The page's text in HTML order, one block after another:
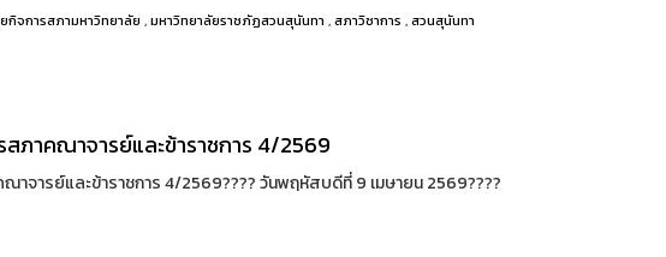
กิจการสภามหาวิทยาลัย ,มหาวิทยาลัยราชภัฏสวนสุนันทา ,สภาวิชาการ ,สวนสุนันทา
ภาคณาจารย์และข้าราชการ 4/2569
าจารย์และข้าราชการ 4/2569????️ วันพฤหัสบดีที่ 9 เมษายน 2569????